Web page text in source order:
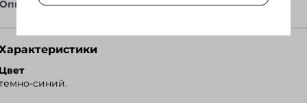
Ozon
Wildberries
Описание Файлы
синий.